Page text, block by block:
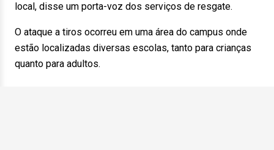
local, disse um porta-voz dos serviços de resgate.
O ataque a tiros ocorreu em uma área do campus onde
estão localizadas diversas escolas, tanto para crianças
quanto para adultos.